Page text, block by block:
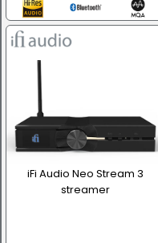
iFi Audio Neo Stream 3
streamer